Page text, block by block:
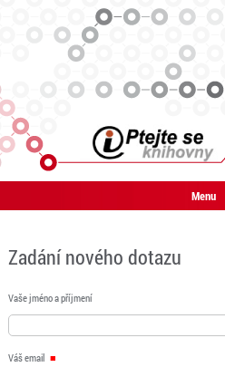
Menu
Zadání nového dotazu
Vaše jméno a příjmení
Váš email